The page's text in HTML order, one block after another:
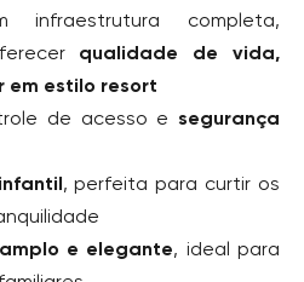
infraestrutura completa,
qualidade de vida,
em estilo resort
de acesso e segurança
, perfeita para curtir os
e elegante, ideal para